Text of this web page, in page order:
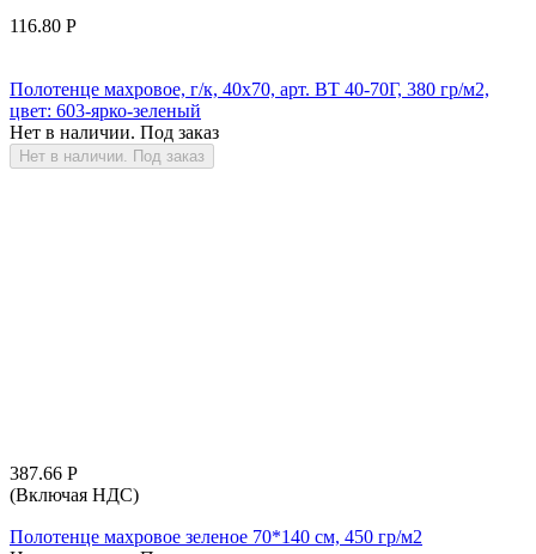
116.80 Р
Полотенце махровое, г/к, 40х70, арт. ВТ 40-70Г, 380 гр/м2,
цвет: 603-ярко-зеленый
Нет в наличии. Под заказ
Нет в наличии. Под заказ
387.66 Р
(Включая НДС)
Полотенце махровое зеленое 70*140 см, 450 гр/м2